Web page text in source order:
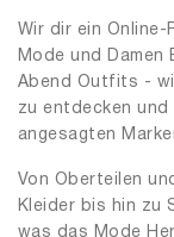
Wir dir ein Online-
Mode und Damen
Abend Outfits -
zu entdecken
angesagten
Von Oberteilen
Kleider bis hin zu
was das Mode